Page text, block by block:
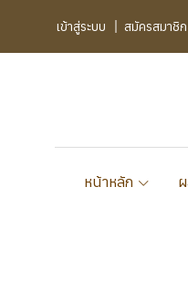
เข้าสู่ระบบ สมัครสมาชิก
หน้าหลัก